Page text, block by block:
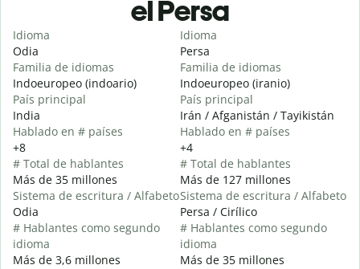
el Persa
Idioma
Odia
Familia de idiomas
Indoeuropeo (indoario)
País principal
India
Hablado en # países
+8
# Total de hablantes
Más de 35 millones
Sistema de escritura / Alfabeto
Odia
# Hablantes como segundo
idioma
Más de 3,6 millones
Idioma
Persa
Familia de idiomas
Indoeuropeo (iranio)
País principal
Irán / Afganistán / Tayikistán
Hablado en # países
+4
# Total de hablantes
Más de 127 millones
Sistema de escritura / Alfabeto
Persa / Cirílico
# Hablantes como segundo
idioma
Más de 35 millones